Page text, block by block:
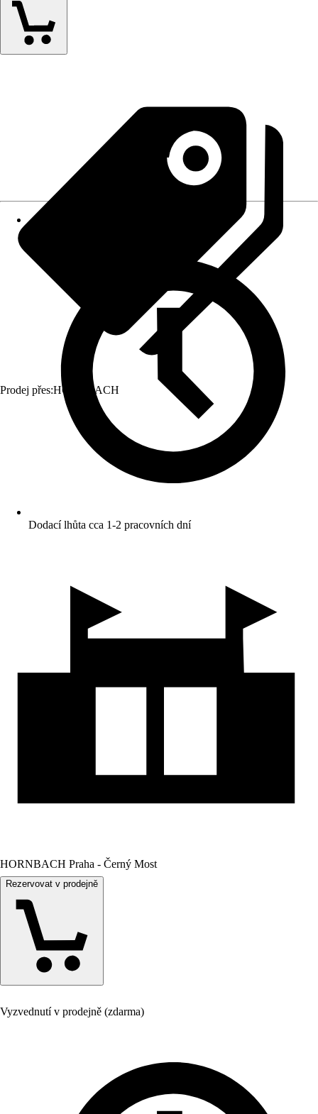
Prodej přes:HORNBACH
Dodací lhůta cca 1-2 pracovních dní
HORNBACH Praha - Černý Most
Rezervovat v prodejně
Vyzvednutí v prodejně (zdarma)